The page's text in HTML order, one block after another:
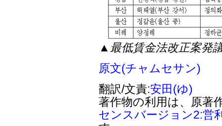
▲最低賃金法改正案発
原文(チャムセサン)
翻訳/文責:安田(ゆ)
著作物の利用は、原著
センスバージョン2:営